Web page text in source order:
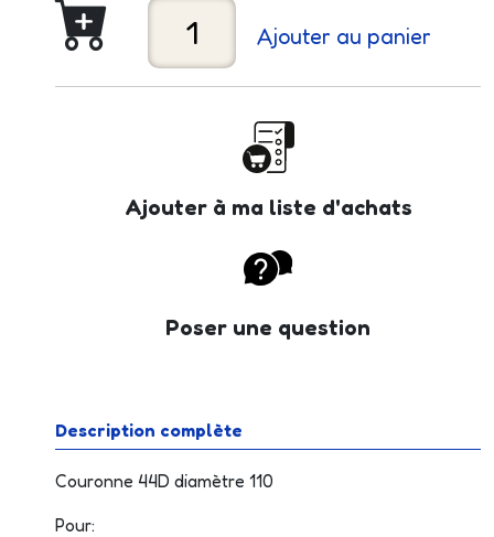
Ajouter au panier
Ajouter à ma liste d'achats
Poser une question
Description complète
Couronne 44D diamètre 110
Pour: